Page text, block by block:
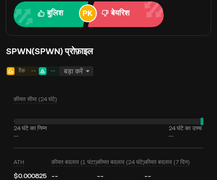
बुलिश बेयरिश
SPWN(SPWN) प्रोफ़ाइल
रैंक -- -- बड़ा करें
कीमत सीमा (24 घंटे)
24 घंटे का निम्न
--
24 घंटे का उच्च
--
ATH
$0.000825
कीमत बदलाव (1 घंटा)
--
कीमत बदलाव (24 घंटे)
--
कीमत बदलाव (7 दिन)
--